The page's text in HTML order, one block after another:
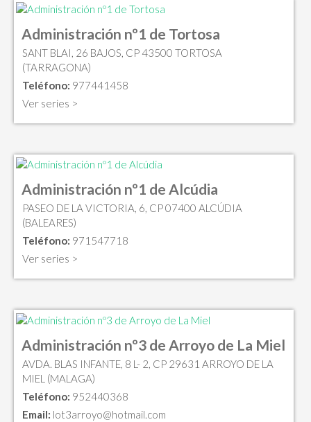
Administración nº1 de Tortosa
SANT BLAI, 26 BAJOS, CP 43500 TORTOSA
(TARRAGONA)
Teléfono: 977441458
Ver series >
Administración nº1 de Alcúdia
PASEO DE LA VICTORIA, 6, CP 07400 ALCÚDIA
(BALEARES)
Teléfono: 971547718
Ver series >
Administración nº3 de Arroyo de La Miel
AVDA. BLAS INFANTE, 8 L- 2, CP 29631 ARROYO DE LA
MIEL (MALAGA)
Teléfono: 952440368
Email: lot3arroyo@hotmail.com